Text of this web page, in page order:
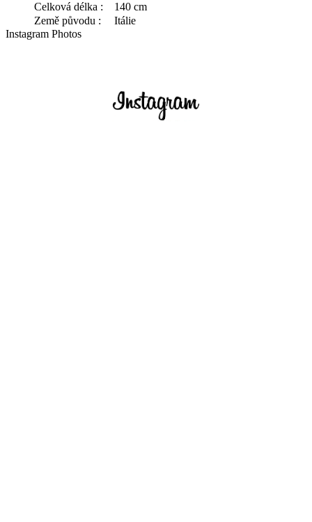
Celková délka :
140 cm
Země původu :
Itálie
Instagram Photos